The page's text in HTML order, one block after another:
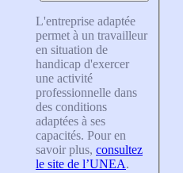
L'entreprise adaptée
permet à un travailleur
en situation de
handicap d'exercer
une activité
professionnelle dans
des conditions
adaptées à ses
capacités. Pour en
savoir plus, consultez
le site de l’UNEA.